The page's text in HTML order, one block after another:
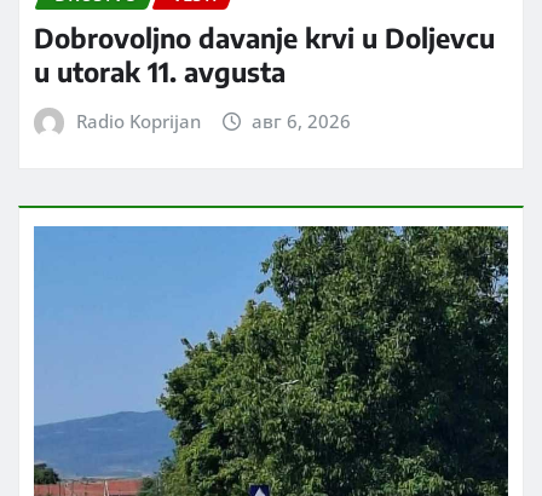
Dobrovoljno davanje krvi u Doljevcu
u utorak 11. avgusta
Radio Koprijan авг 6, 2026